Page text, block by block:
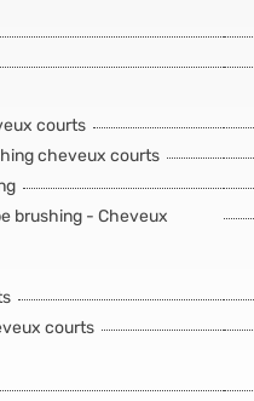
courts
cheveux courts
brushing - Cheveux
courts